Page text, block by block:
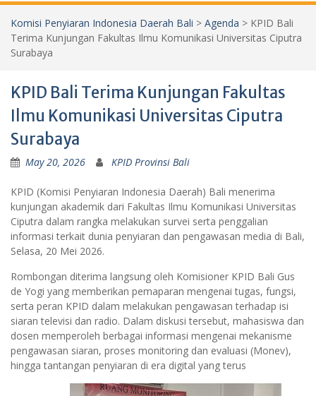
Komisi Penyiaran Indonesia Daerah Bali > Agenda > KPID Bali
Terima Kunjungan Fakultas Ilmu Komunikasi Universitas Ciputra
Surabaya
KPID Bali Terima Kunjungan Fakultas
Ilmu Komunikasi Universitas Ciputra
Surabaya
May 20, 2026 KPID Provinsi Bali
KPID (Komisi Penyiaran Indonesia Daerah) Bali menerima
kunjungan akademik dari Fakultas Ilmu Komunikasi Universitas
Ciputra dalam rangka melakukan survei serta penggalian
informasi terkait dunia penyiaran dan pengawasan media di Bali,
Selasa, 20 Mei 2026.
Rombongan diterima langsung oleh Komisioner KPID Bali Gus
de Yogi yang memberikan pemaparan mengenai tugas, fungsi,
serta peran KPID dalam melakukan pengawasan terhadap isi
siaran televisi dan radio. Dalam diskusi tersebut, mahasiswa dan
dosen memperoleh berbagai informasi mengenai mekanisme
pengawasan siaran, proses monitoring dan evaluasi (Monev),
hingga tantangan penyiaran di era digital yang terus